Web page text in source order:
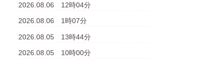
2026.08.06 12時04分
2026.08.06 1時07分
2026.08.05 13時44分
2026.08.05 10時00分